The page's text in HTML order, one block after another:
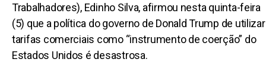
Trabalhadores), Edinho Silva, afirmou nesta quinta-feira
(5) que a política do governo de Donald Trump de utilizar
tarifas comerciais como “instrumento de coerção” do
Estados Unidos é desastrosa.